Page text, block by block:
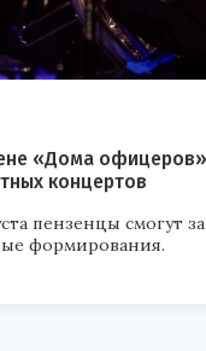
«Дома
концертов
пензенцы смогут
формирования.